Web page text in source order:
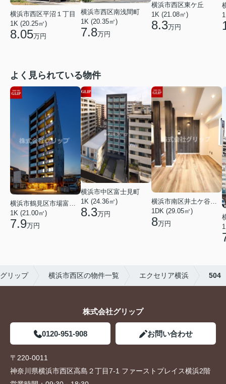
横浜市西区平沼１丁目
1K (20.25㎡)
8.05万円
横浜市西区南浅間町
1K (20.35㎡)
7.8万円
横浜市西区東ケ丘
1K (21.08㎡)
8.3万円
よく見られている物件
横浜市鶴見区市場富士見町
1K (21.00㎡)
7.9万円
横浜市中区富士見町
1K (24.36㎡)
8.3万円
1DK (29.05㎡)
8万円
リップ 横浜市西区の物件一覧 エクセリア横浜 504
株式会社グリップ
0120-951-908 お問い合わせ
〒220-0011
神奈川県横浜市西区高島２丁目7-1 ファーストプレイス横浜2階